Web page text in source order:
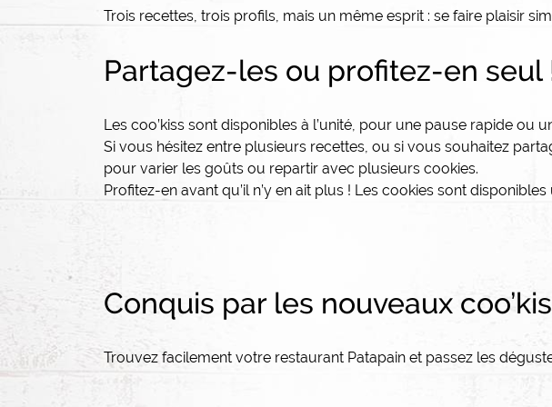
Trois recettes, trois profils, mais un même esprit : se faire plaisir
Partagez-les ou profitez-en seul
Les coo’kiss sont disponibles à l’unité, pour une pause rapide ou
Si vous hésitez entre plusieurs recettes, ou si vous souhaitez
pour varier les goûts ou repartir avec plusieurs cookies.
Profitez-en avant qu’il n’y en ait plus ! Les cookies sont
Conquis par les nouveaux
Trouvez facilement votre restaurant Patapain et passez les